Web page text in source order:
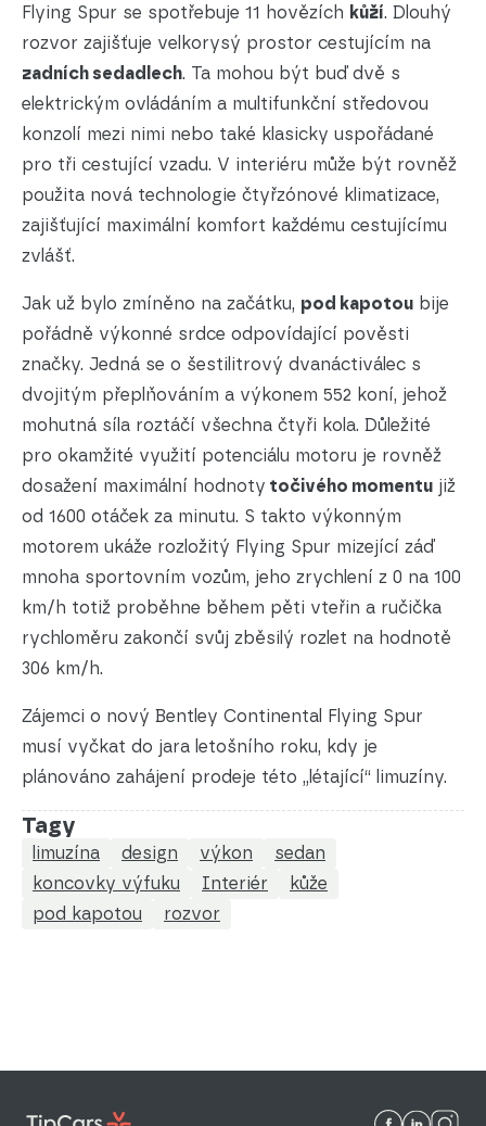
Flying Spur se spotřebuje 11 hovězích kůží. Dlouhý
rozvor zajišťuje velkorysý prostor cestujícím na
zadních sedadlech. Ta mohou být buď dvě s
elektrickým ovládáním a multifunkční středovou
konzolí mezi nimi nebo také klasicky uspořádané
pro tři cestující vzadu. V interiéru může být rovněž
použita nová technologie čtyřzónové klimatizace,
zajišťující maximální komfort každému cestujícímu
zvlášť.
Jak už bylo zmíněno na začátku, pod kapotou bije
pořádně výkonné srdce odpovídající pověsti
značky. Jedná se o šestilitrový dvanáctiválec s
dvojitým přeplňováním a výkonem 552 koní, jehož
mohutná síla roztáčí všechna čtyři kola. Důležité
pro okamžité využití potenciálu motoru je rovněž
dosažení maximální hodnoty točivého momentu již
od 1600 otáček za minutu. S takto výkonným
motorem ukáže rozložitý Flying Spur mizející záď
mnoha sportovním vozům, jeho zrychlení z 0 na 100
km/h totiž proběhne během pěti vteřin a ručička
rychloměru zakončí svůj zběsilý rozlet na hodnotě
306 km/h.
Zájemci o nový Bentley Continental Flying Spur
musí vyčkat do jara letošního roku, kdy je
plánováno zahájení prodeje této „létající“ limuzíny.
Tagy
limuzína design výkon
sedan
koncovky výfuku
Interiér
kůže
pod kapotou
rozvor